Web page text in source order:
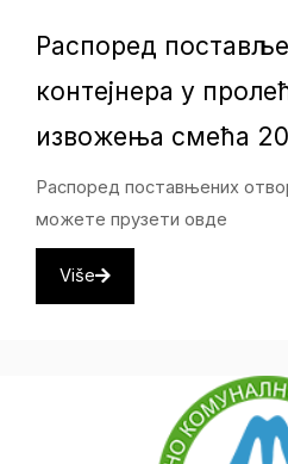
Распоред
контејнера у
извожења смећа
Распоред поставњених
можете прузети овде
Više